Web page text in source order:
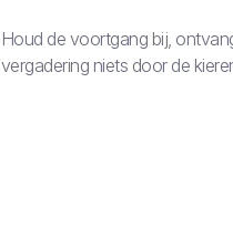
Houd de voortgang bij,
vergadering niets door de